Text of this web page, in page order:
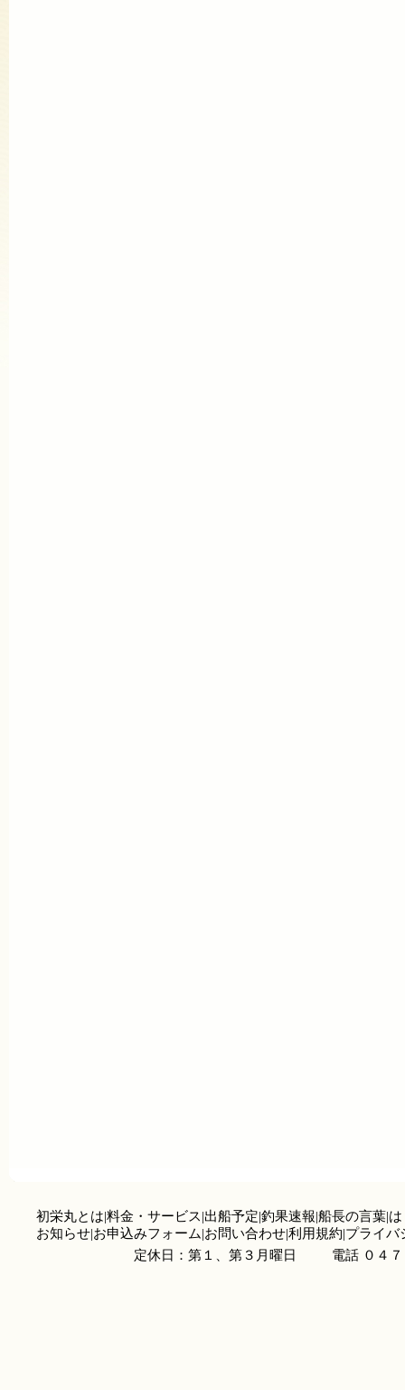
初栄丸とは|料金・サービス|出船予定|釣果速報|船長の言葉|
お知らせ|お申込みフォーム|お問い合わせ|利用規約|プライバ
定休日：第１、第３月曜日
電話 ０４